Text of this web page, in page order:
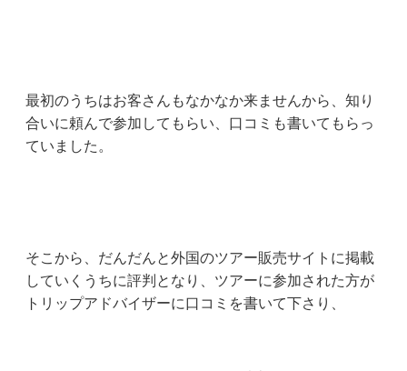
最初のうちはお客さんもなかなか来ませんから、知り
合いに頼んで参加してもらい、口コミも書いてもらっ
ていました。
そこから、だんだんと外国のツアー販売サイトに掲載
していくうちに評判となり、ツアーに参加された方が
トリップアドバイザーに口コミを書いて下さり、